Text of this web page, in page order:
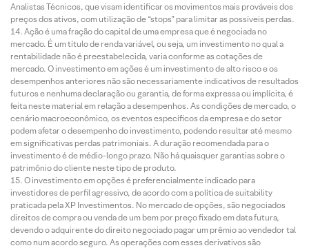
Analistas Técnicos, que visam identificar os movimentos mais prováveis dos
preços dos ativos, com utilização de “stops” para limitar as possíveis perdas.
Ação é uma fração do capital de uma empresa que é negociada no
mercado. É um título de renda variável, ou seja, um investimento no qual a
rentabilidade não é preestabelecida, varia conforme as cotações de
mercado. O investimento em ações é um investimento de alto risco e os
desempenhos anteriores não são necessariamente indicativos de resultados
futuros e nenhuma declaração ou garantia, de forma expressa ou implícita, é
feita neste material em relação a desempenhos. As condições de mercado, o
cenário macroeconômico, os eventos específicos da empresa e do setor
podem afetar o desempenho do investimento, podendo resultar até mesmo
em significativas perdas patrimoniais. A duração recomendada para o
investimento é de médio-longo prazo. Não há quaisquer garantias sobre o
patrimônio do cliente neste tipo de produto.
O investimento em opções é preferencialmente indicado para
investidores de perfil agressivo, de acordo com a política de suitability
praticada pela XP Investimentos. No mercado de opções, são negociados
direitos de compra ou venda de um bem por preço fixado em data futura,
devendo o adquirente do direito negociado pagar um prêmio ao vendedor tal
como num acordo seguro. As operações com esses derivativos são